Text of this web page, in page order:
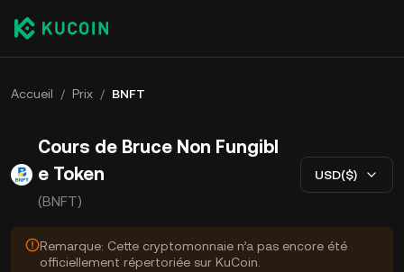
Accueil / Prix / BNFT
Cours de Bruce Non Fungibl
e Token
(BNFT)
USD($)
Remarque: Cette cryptomonnaie n’a pas encore été
officiellement répertoriée sur KuCoin.